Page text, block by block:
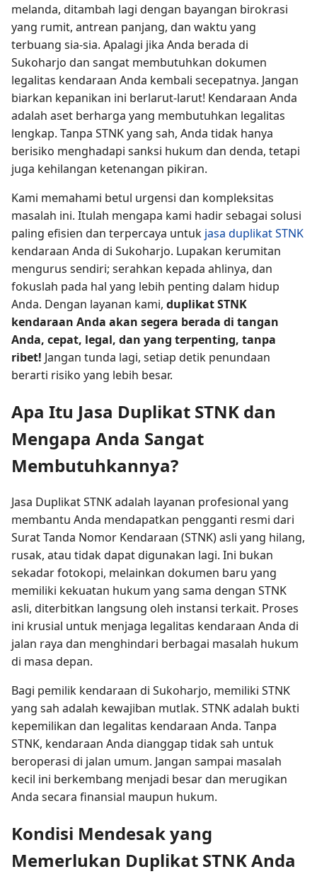
melanda, ditambah lagi dengan bayangan birokrasi
yang rumit, antrean panjang, dan waktu yang
terbuang sia-sia. Apalagi jika Anda berada di
Sukoharjo dan sangat membutuhkan dokumen
legalitas kendaraan Anda kembali secepatnya. Jangan
biarkan kepanikan ini berlarut-larut! Kendaraan Anda
adalah aset berharga yang membutuhkan legalitas
lengkap. Tanpa STNK yang sah, Anda tidak hanya
berisiko menghadapi sanksi hukum dan denda, tetapi
juga kehilangan ketenangan pikiran.
Kami memahami betul urgensi dan kompleksitas
masalah ini. Itulah mengapa kami hadir sebagai solusi
paling efisien dan terpercaya untuk jasa duplikat STNK
kendaraan Anda di Sukoharjo. Lupakan kerumitan
mengurus sendiri; serahkan kepada ahlinya, dan
fokuslah pada hal yang lebih penting dalam hidup
Anda. Dengan layanan kami, duplikat STNK
kendaraan Anda akan segera berada di tangan
Anda, cepat, legal, dan yang terpenting, tanpa
ribet! Jangan tunda lagi, setiap detik penundaan
berarti risiko yang lebih besar.
Apa Itu Jasa Duplikat STNK dan
Mengapa Anda Sangat
Membutuhkannya?
Jasa Duplikat STNK adalah layanan profesional yang
membantu Anda mendapatkan pengganti resmi dari
Surat Tanda Nomor Kendaraan (STNK) asli yang hilang,
rusak, atau tidak dapat digunakan lagi. Ini bukan
sekadar fotokopi, melainkan dokumen baru yang
memiliki kekuatan hukum yang sama dengan STNK
asli, diterbitkan langsung oleh instansi terkait. Proses
ini krusial untuk menjaga legalitas kendaraan Anda di
jalan raya dan menghindari berbagai masalah hukum
di masa depan.
Bagi pemilik kendaraan di Sukoharjo, memiliki STNK
yang sah adalah kewajiban mutlak. STNK adalah bukti
kepemilikan dan legalitas kendaraan Anda. Tanpa
STNK, kendaraan Anda dianggap tidak sah untuk
beroperasi di jalan umum. Jangan sampai masalah
kecil ini berkembang menjadi besar dan merugikan
Anda secara finansial maupun hukum.
Kondisi Mendesak yang
Memerlukan Duplikat STNK Anda